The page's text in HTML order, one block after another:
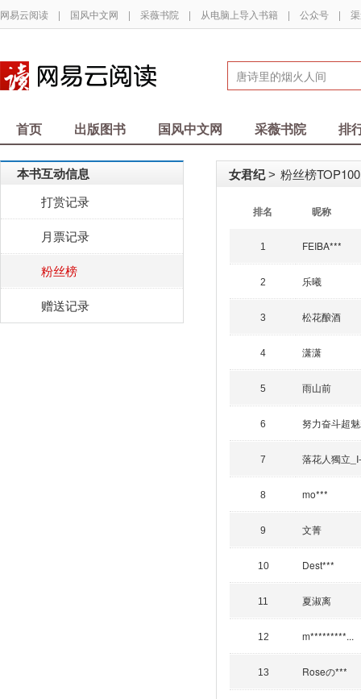
网易云阅读 | 国风中文网 | 采薇书院 | 从电脑上导入书籍 | 公众号 |
首页 出版图书 国风中文网 采薇书院 排
本书互动信息
打赏记录
月票记录
粉丝榜
赠送记录
女君纪 > 粉丝榜TOP100
排名 昵称
1 FEIBA***
2 乐曦
3 松花酿酒
4 潇潇
5 雨山前
6 努力奋斗超
7 落花人獨立
8 mo***
9 文菁
10 Dest***
11 夏淑离
12 m*********...
13 Roseの***